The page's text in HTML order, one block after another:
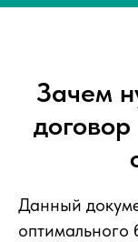
Зачем
Данный
оптимального